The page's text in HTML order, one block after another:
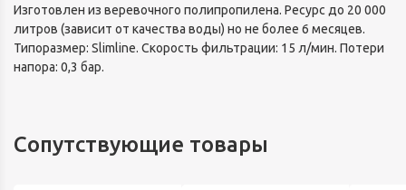
Изготовлен из веревочного полипропилена. Ресурс до 20 000
литров (зависит от качества воды) но не более 6 месяцев.
Типоразмер: Slimline. Скорость фильтрации: 15 л/мин. Потери
напора: 0,3 бар.
Сопутствующие товары